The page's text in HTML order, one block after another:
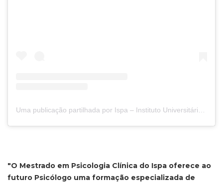
Uma publicação partilhada por Ispa – Instituto Universitário (@ispamedia)
"O Mestrado em Psicologia Clínica do Ispa oferece ao
futuro Psicólogo uma formação especializada de